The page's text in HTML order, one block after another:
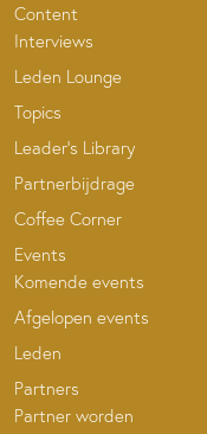
Content
Interviews
Leden Lounge
Topics
Leader’s Library
Partnerbijdrage
Coffee Corner
Events
Komende events
Afgelopen events
Leden
Partners
Partner worden